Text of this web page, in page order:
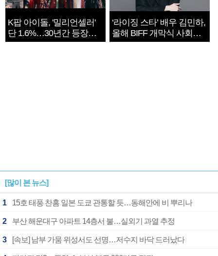
K팝 아이돌, '밀리언셀러'
단 1.6%…30년간 등장
1182개팀 전수조사
‘라이징 스타’ 배우 김민하,
올해 BIFF 개막식 사회자
확정
[많이 본 뉴스]
1 15호 태풍 찬홈 일본 도쿄 관통할 듯…동해안에 비 뿌리나
2 부산 해운대구 아파트 14층서 불…실외기 과열 추정
3 [속보] 남부 가뭄 위성서도 선명…저수지 바닥 드러났다